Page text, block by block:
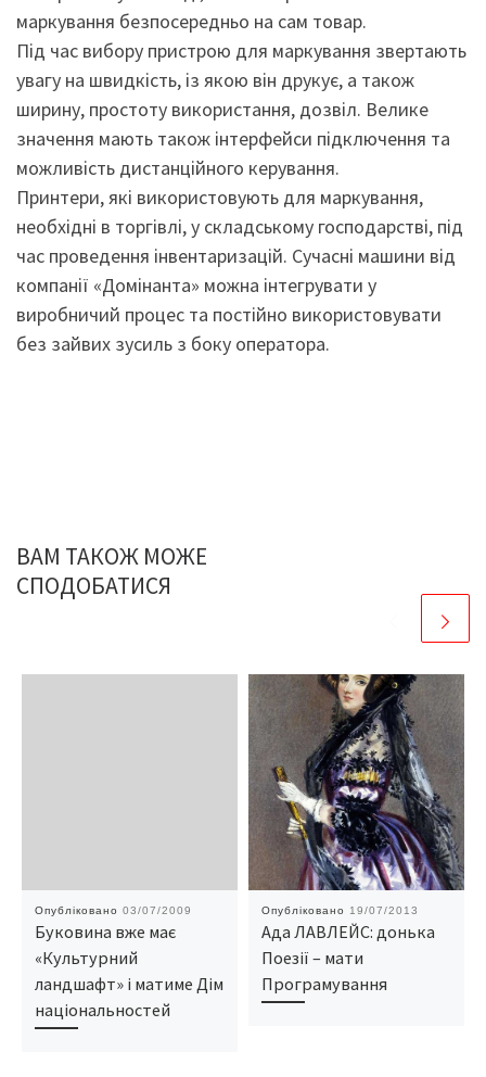
маркування безпосередньо на сам товар.
Під час вибору пристрою для маркування звертають
увагу на швидкість, із якою він друкує, а також
ширину, простоту використання, дозвіл. Велике
значення мають також інтерфейси підключення та
можливість дистанційного керування.
Принтери, які використовують для маркування,
необхідні в торгівлі, у складському господарстві, під
час проведення інвентаризацій. Сучасні машини від
компанії «Домінанта» можна інтегрувати у
виробничий процес та постійно використовувати
без зайвих зусиль з боку оператора.
ВАМ ТАКОЖ МОЖЕ
СПОДОБАТИСЯ
Опубліковано 03/07/2009
Буковина вже має
«Культурний
ландшафт» і матиме Дім
національностей
Опубліковано 19/07/2013
Ада ЛАВЛЕЙС: донька
Поезії – мати
Програмування